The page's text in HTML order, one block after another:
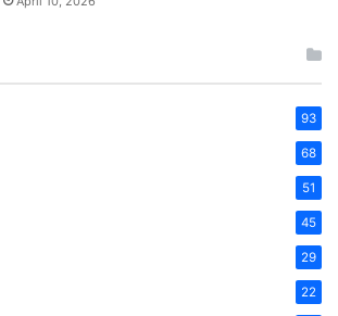
93
68
51
45
29
22